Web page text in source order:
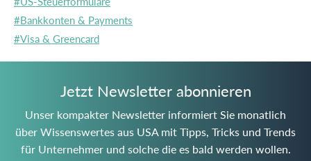
#Bankkonten & Payments
#Visa & Greencard
Jetzt Newsletter abonnieren
Unser kompakter Newsletter informiert Sie monatlich
über Wissenswertes aus USA mit Tipps, Tricks und Trends
für Unternehmer und solche die es bald werden wollen.